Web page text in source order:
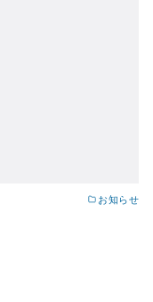
お知らせ